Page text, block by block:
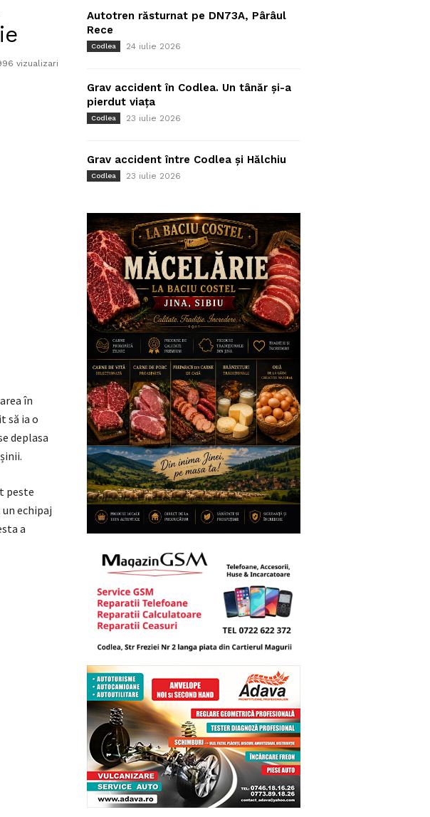
vizualizari
în
să ia o
deplasa
peste
echipaj
a
Autotren răsturnat pe DN73A, Pârâul
Rece
Codlea 24 iulie 2026
Grav accident în Codlea. Un tânăr și-a
pierdut viața
Codlea 23 iulie 2026
Grav accident între Codlea și Hălchiu
Codlea 23 iulie 2026